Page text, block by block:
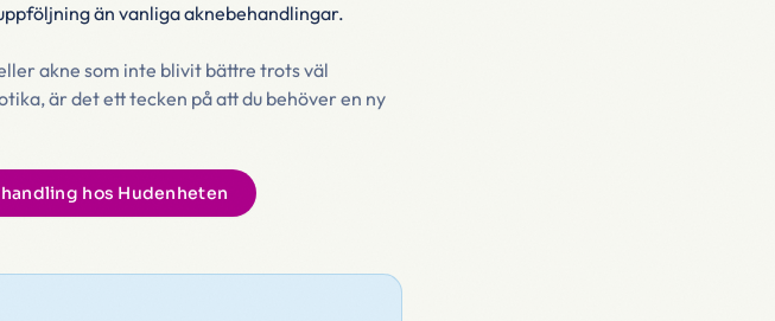
än vanliga aknebehandlingar.
akne som inte blivit bättre trots väl
är det ett tecken på att du behöver en ny
hos Hudenheten